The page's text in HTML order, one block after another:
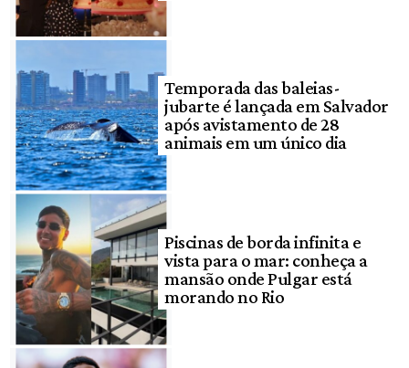
Temporada das baleias-
jubarte é lançada em Salvador
após avistamento de 28
animais em um único dia
Piscinas de borda infinita e
vista para o mar: conheça a
mansão onde Pulgar está
morando no Rio